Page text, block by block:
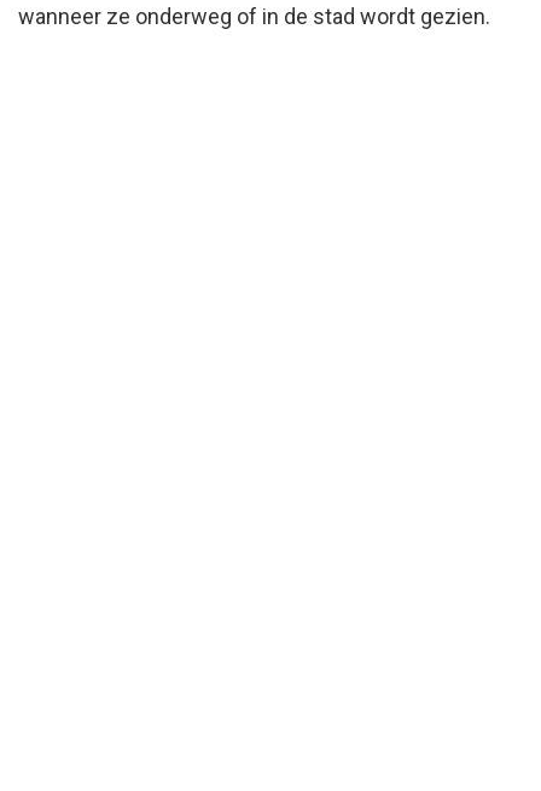
wanneer ze onderweg of in de stad wordt gezien.